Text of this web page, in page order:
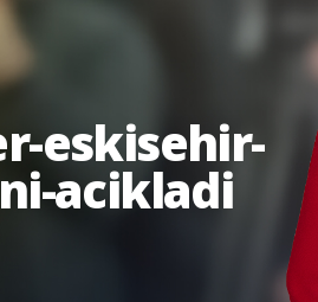
eskisehir-
acikladi